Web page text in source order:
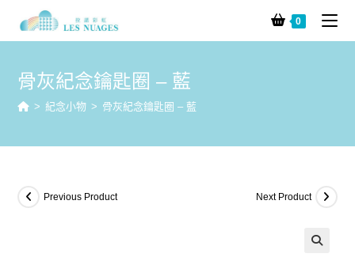
0
骨灰紀念鑰匙圈 – 藍
> 紀念小物 > 骨灰紀念鑰匙圈 – 藍
Previous Product Next Product